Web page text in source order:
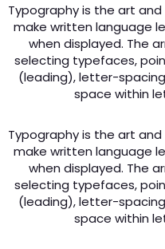
Typography is the art
make written language
when displayed. The
selecting typefaces,
(leading), letter-
space within
Typography is the art
make written language
when displayed. The
selecting typefaces,
(leading), letter-
space within